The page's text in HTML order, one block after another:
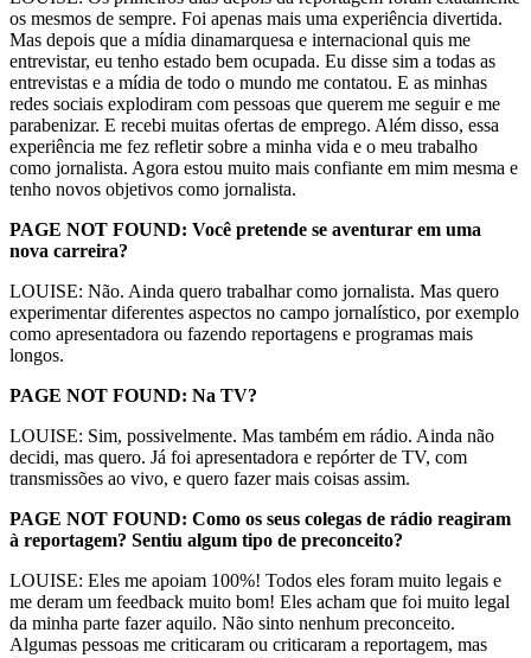
os mesmos de sempre. Foi apenas mais uma experiência divertida.
Mas depois que a mídia dinamarquesa e internacional quis me
entrevistar, eu tenho estado bem ocupada. Eu disse sim a todas as
entrevistas e a mídia de todo o mundo me contatou. E as minhas
redes sociais explodiram com pessoas que querem me seguir e me
parabenizar. E recebi muitas ofertas de emprego. Além disso, essa
experiência me fez refletir sobre a minha vida e o meu trabalho
como jornalista. Agora estou muito mais confiante em mim mesma e
tenho novos objetivos como jornalista.
PAGE NOT FOUND: Você pretende se aventurar em uma
nova carreira?
LOUISE: Não. Ainda quero trabalhar como jornalista. Mas quero
experimentar diferentes aspectos no campo jornalístico, por exemplo
como apresentadora ou fazendo reportagens e programas mais
longos.
PAGE NOT FOUND: Na TV?
LOUISE: Sim, possivelmente. Mas também em rádio. Ainda não
decidi, mas quero. Já foi apresentadora e repórter de TV, com
transmissões ao vivo, e quero fazer mais coisas assim.
PAGE NOT FOUND: Como os seus colegas de rádio reagiram
à reportagem? Sentiu algum tipo de preconceito?
LOUISE: Eles me apoiam 100%! Todos eles foram muito legais e
me deram um feedback muito bom! Eles acham que foi muito legal
da minha parte fazer aquilo. Não sinto nenhum preconceito.
Algumas pessoas me criticaram ou criticaram a reportagem, mas